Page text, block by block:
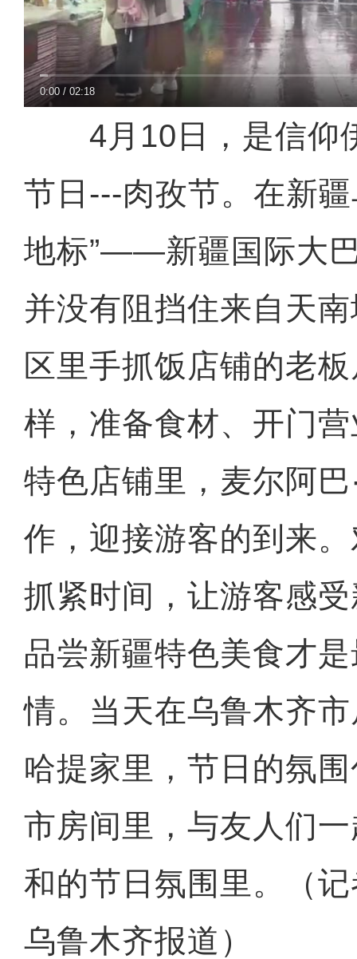
0:00 /02:18
4月10日，是信仰
节日---肉孜节。在新
地标”——新疆国际大
并没有阻挡住来自天
区里手抓饭店铺的老
样，准备食材、开门
特色店铺里，麦尔阿
作，迎接游客的到来
抓紧时间，让游客感
品尝新疆特色美食才
情。当天在乌鲁木齐
哈提家里，节日的氛
市房间里，与友人们
和的节日氛围里。（
乌鲁木齐报道）